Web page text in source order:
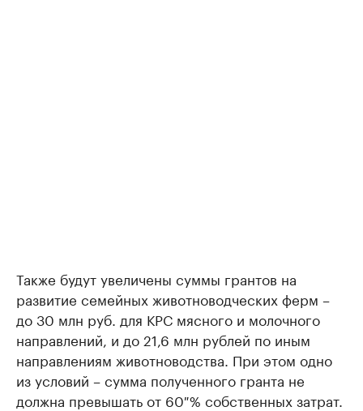
Также будут увеличены суммы грантов на
развитие семейных животноводческих ферм –
до 30 млн руб. для КРС мясного и молочного
направлений, и до 21,6 млн рублей по иным
направлениям животноводства. При этом одно
из условий – сумма полученного гранта не
должна превышать от 60 % собственных затрат.